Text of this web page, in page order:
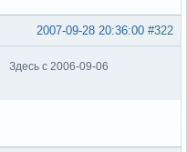
#322
2007-09-28 20:36:00
Здесь с 2006-09-06